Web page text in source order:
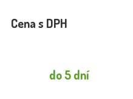
Cena s DPH
do 5 dní